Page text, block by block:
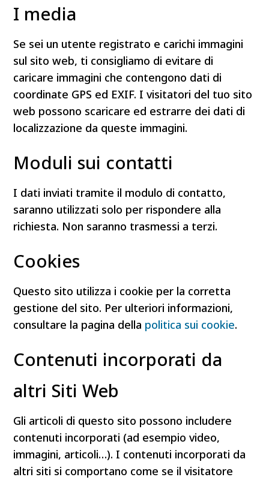
I media
Se sei un utente registrato e carichi immagini
sul sito web, ti consigliamo di evitare di
caricare immagini che contengono dati di
coordinate GPS ed EXIF. I visitatori del tuo sito
web possono scaricare ed estrarre dei dati di
localizzazione da queste immagini.
Moduli sui contatti
I dati inviati tramite il modulo di contatto,
saranno utilizzati solo per rispondere alla
richiesta. Non saranno trasmessi a terzi.
Cookies
Questo sito utilizza i cookie per la corretta
gestione del sito. Per ulteriori informazioni,
consultare la pagina della politica sui cookie.
Contenuti incorporati da
altri Siti Web
Gli articoli di questo sito possono includere
contenuti incorporati (ad esempio video,
immagini, articoli…). I contenuti incorporati da
altri siti si comportano come se il visitatore